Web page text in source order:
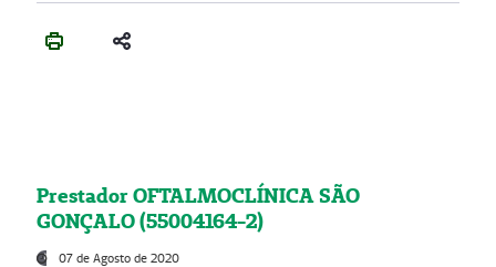
Prestador OFTALMOCLÍNICA SÃO
GONÇALO (55004164-2)
07 de Agosto de 2020